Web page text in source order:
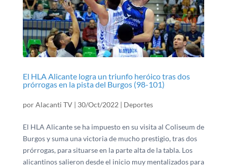
El HLA Alicante logra un triunfo heróico tras dos
prórrogas en la pista del Burgos (98-101)
porAlacanti TV| 30/Oct/2022 | Deportes
El HLA Alicante se ha impuesto en su visita al Coliseum de
Burgos y suma una victoria de mucho prestigio, tras dos
prórrogas, para situarse en la parte alta de la tabla. Los
alicantinos salieron desde el inicio muy mentalizados para